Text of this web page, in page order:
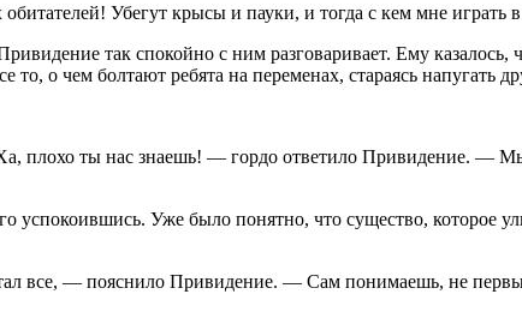
Убегут крысы и пауки, и тогда с кем мне играть
так спокойно с ним разговаривает. Ему казалось,
о чем болтают ребята на переменах, стараясь напугать
ты нас знаешь! — гордо ответило Привидение. — Мы
Уже было понятно, что существо, которое
— пояснило Привидение. — Сам понимаешь, не первый